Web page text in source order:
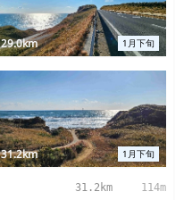
1月下旬
29.0km
1月下旬
31.2km
31.2km 114m